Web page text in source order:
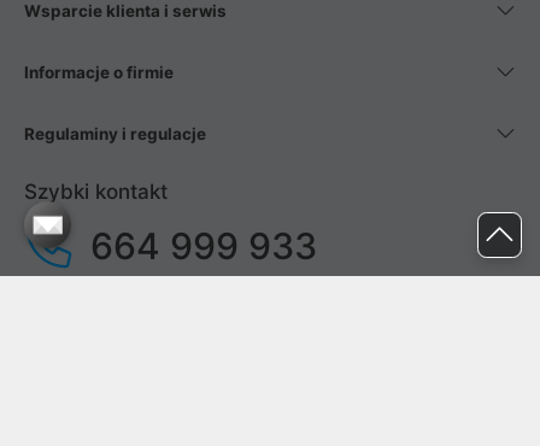
Wsparcie klienta i serwis
Informacje o firmie
Regulaminy i regulacje
Szybki kontakt
664 999 933